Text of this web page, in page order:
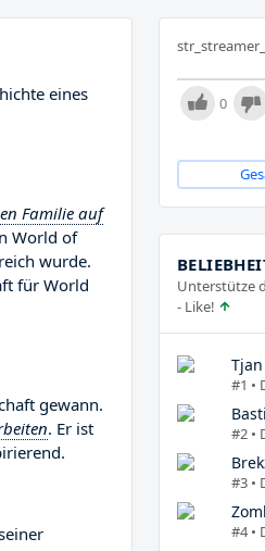
eines
Familie auf
World of
wurde.
für World
gewann.
. Er ist
0
Unterstütze
- Like!
Tjan
#1 •
#2 •
#3 •
#4 •